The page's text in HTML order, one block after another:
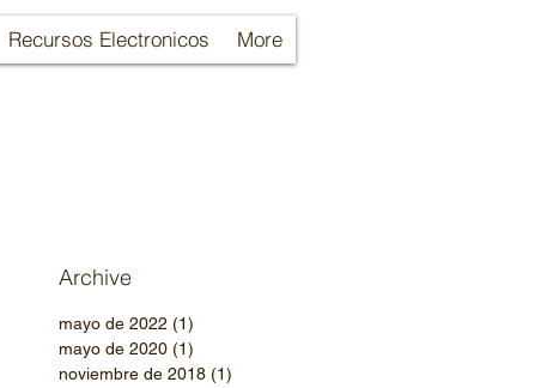
Recursos Electronicos More
Archive
mayo de 2022 (1)
mayo de 2020 (1)
noviembre de 2018 (1)